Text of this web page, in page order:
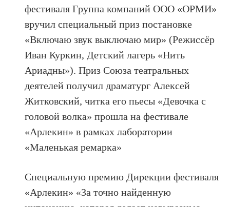
фестиваля Группа компаний ООО «ОРМИ»
вручил специальный приз постановке
«Включаю звук выключаю мир» (Режиссёр
Иван Куркин, Детский лагерь «Нить
Ариадны»). Приз Союза театральных
деятелей получил драматург Алексей
Житковский, читка его пьесы «Девочка с
головой волка» прошла на фестивале
«Арлекин» в рамках лаборатории
«Маленькая ремарка»
Специальную премию Дирекции фестиваля
«Арлекин» «За точно найденную